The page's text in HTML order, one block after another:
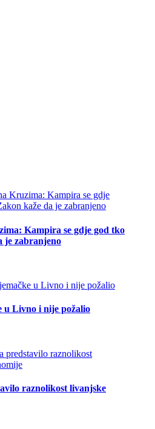
Kampira se gdje god tko
je zabranjeno
u Livno i nije požalio
raznolikost livanjske